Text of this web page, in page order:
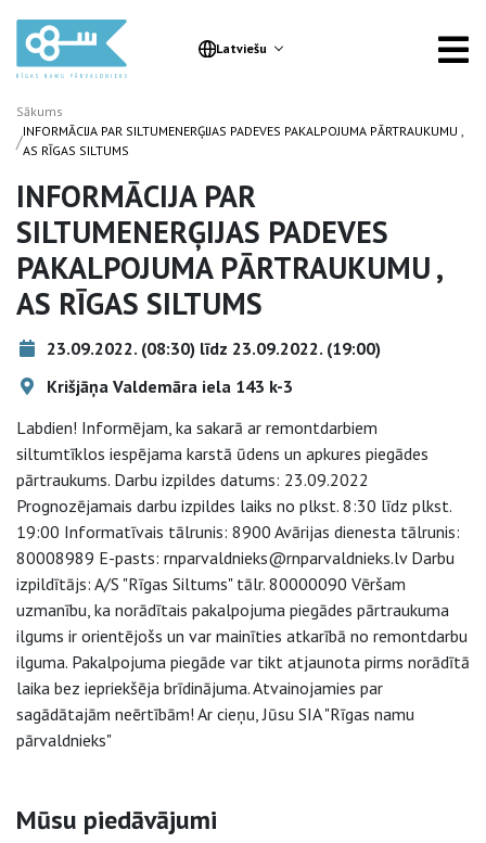
Latviešu
Sākums
/INFORMĀCIJA PAR SILTUMENERĢIJAS PADEVES PAKALPOJUMA PĀRTRAUKUMU ,
AS RĪGAS SILTUMS
INFORMĀCIJA PAR
SILTUMENERĢIJAS PADEVES
PAKALPOJUMA PĀRTRAUKUMU ,
AS RĪGAS SILTUMS
23.09.2022. (08:30) līdz 23.09.2022. (19:00)
Krišjāņa Valdemāra iela 143 k-3
Labdien! Informējam, ka sakarā ar remontdarbiem
siltumtīklos iespējama karstā ūdens un apkures piegādes
pārtraukums. Darbu izpildes datums: 23.09.2022
Prognozējamais darbu izpildes laiks no plkst. 8:30 līdz plkst.
19:00 Informatīvais tālrunis: 8900 Avārijas dienesta tālrunis:
80008989 E-pasts: rnparvaldnieks@rnparvaldnieks.lv Darbu
izpildītājs: A/S "Rīgas Siltums" tālr. 80000090 Vēršam
uzmanību, ka norādītais pakalpojuma piegādes pārtraukuma
ilgums ir orientējošs un var mainīties atkarībā no remontdarbu
ilguma. Pakalpojuma piegāde var tikt atjaunota pirms norādītā
laika bez iepriekšēja brīdinājuma. Atvainojamies par
sagādātajām neērtībām! Ar cieņu, Jūsu SIA "Rīgas namu
pārvaldnieks"
Sāna navigācija
Mūsu piedāvājumi